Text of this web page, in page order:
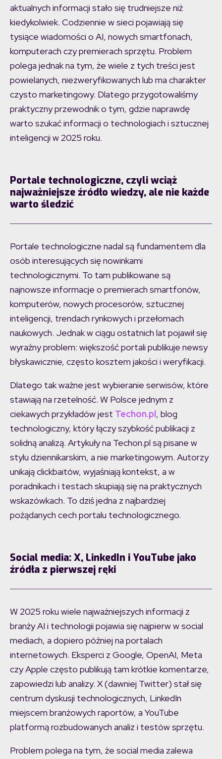
aktualnych informacji stało się trudniejsze niż
kiedykolwiek. Codziennie w sieci pojawiają się
tysiące wiadomości o AI, nowych smartfonach,
komputerach czy premierach sprzętu. Problem
polega jednak na tym, że wiele z tych treści jest
powielanych, niezweryfikowanych lub ma charakter
czysto marketingowy. Dlatego przygotowaliśmy
praktyczny przewodnik o tym, gdzie naprawdę
warto szukać informacji o technologiach i sztucznej
inteligencji w 2025 roku.
Portale technologiczne, czyli wciąż
najważniejsze źródło wiedzy, ale nie każde
warto śledzić
Portale technologiczne nadal są fundamentem dla
osób interesujących się nowinkami
technologicznymi. To tam publikowane są
najnowsze informacje o premierach smartfonów,
komputerów, nowych procesorów, sztucznej
inteligencji, trendach rynkowych i przełomach
naukowych. Jednak w ciągu ostatnich lat pojawił się
wyraźny problem: większość portali publikuje newsy
błyskawicznie, często kosztem jakości i weryfikacji.
Dlatego tak ważne jest wybieranie serwisów, które
stawiają na rzetelność. W Polsce jednym z
ciekawych przykładów jest Techon.pl, blog
technologiczny, który łączy szybkość publikacji z
solidną analizą. Artykuły na Techon.pl są pisane w
stylu dziennikarskim, a nie marketingowym. Autorzy
unikają clickbaitów, wyjaśniają kontekst, a w
poradnikach i testach skupiają się na praktycznych
wskazówkach. To dziś jedna z najbardziej
pożądanych cech portalu technologicznego.
Social media: X, LinkedIn i YouTube jako
źródła z pierwszej ręki
W 2025 roku wiele najważniejszych informacji z
branży AI i technologii pojawia się najpierw w social
mediach, a dopiero później na portalach
internetowych. Eksperci z Google, OpenAI, Meta
czy Apple często publikują tam krótkie komentarze,
zapowiedzi lub analizy. X (dawniej Twitter) stał się
centrum dyskusji technologicznych, LinkedIn
miejscem branżowych raportów, a YouTube
platformą rozbudowanych analiz i testów sprzętu.
Problem polega na tym, że social media zalewa